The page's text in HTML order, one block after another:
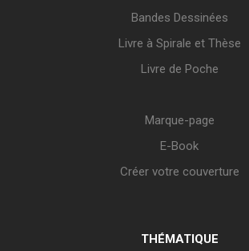
Bandes Dessinées
Livre à Spirale et Thèse
Livre de Poche
Marque-page
E-Book
Créer votre couverture
THÉMATIQUE